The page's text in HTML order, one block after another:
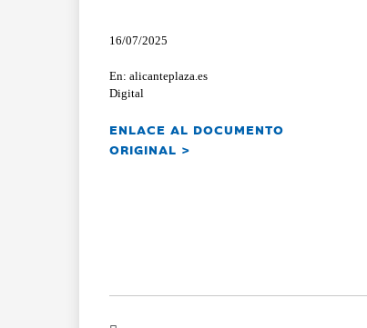
16/07/2025
En: alicanteplaza.es
Digital
ENLACE AL DOCUMENTO
ORIGINAL >